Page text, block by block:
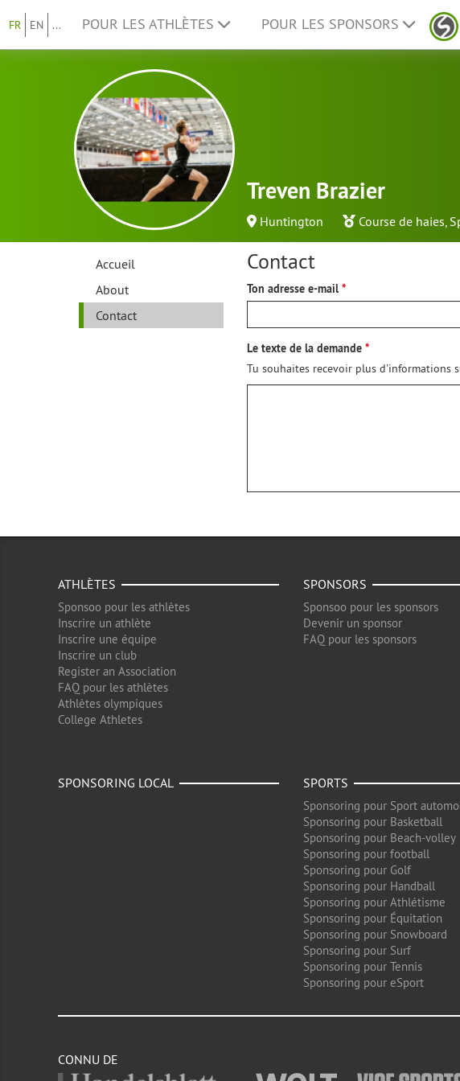
FR EN ... POUR LES ATHLÈTES POUR LES SPONSORS
Treven Brazier
Huntington Course de haies,
Accueil
About
Contact
Contact
Ton adresse e-mail
Le texte de la demande
Tu souhaites recevoir plus d'informations
ATHLÈTES
Sponsoo pour les athlètes
Inscrire un athlète
Inscrire une équipe
Inscrire un club
Register an Association
FAQ pour les athlètes
Athlètes olympiques
College Athletes
SPONSORS
Sponsoo pour les sponsors
Devenir un sponsor
FAQ pour les sponsors
SPONSORING LOCAL SPORTS
Sponsoring pour Sport
Sponsoring pour Basketball
Sponsoring pour Beach-volley
Sponsoring pour football
Sponsoring pour Golf
Sponsoring pour Handball
Sponsoring pour Athlétisme
Sponsoring pour Équitation
Sponsoring pour Snowboard
Sponsoring pour Surf
Sponsoring pour Tennis
Sponsoring pour eSport
CONNU DE